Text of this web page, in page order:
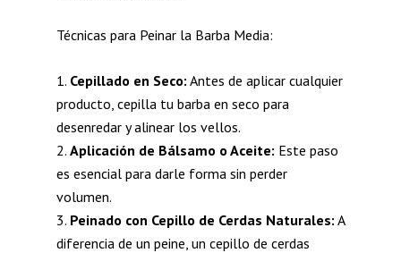
Técnicas para Peinar la Barba Media:
Cepillado en Seco: Antes de aplicar cualquier
producto, cepilla tu barba en seco para
desenredar y alinear los vellos.
Aplicación de Bálsamo o Aceite: Este paso
es esencial para darle forma sin perder
volumen.
Peinado con Cepillo de Cerdas Naturales: A
diferencia de un peine, un cepillo de cerdas